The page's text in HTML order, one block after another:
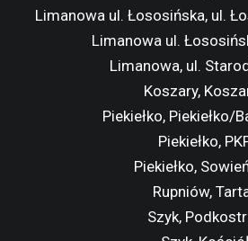
Limanowa ul. Łososińska, ul.
Limanowa ul.
Limanowa, ul.
Koszary,
Piekiełko, Piekiełko/
Piekiełko,
Piekiełko,
Rupniów,
Szyk,